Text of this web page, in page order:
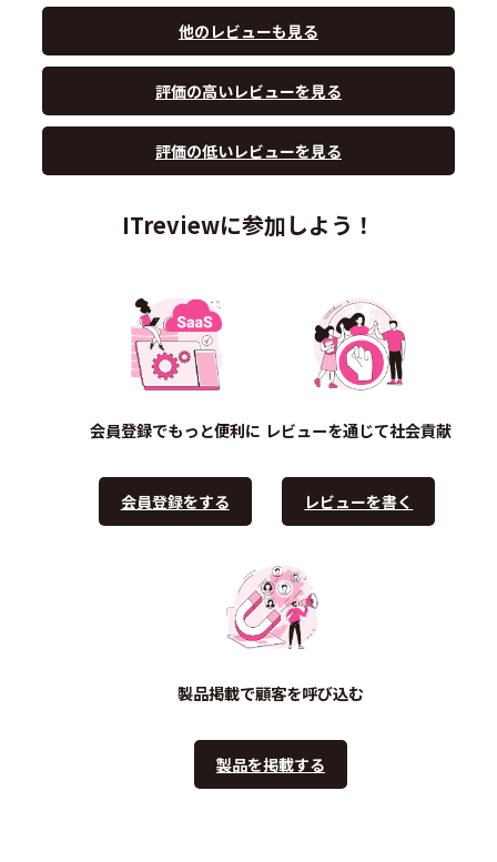
他のレビューも見る
評価の高いレビューを見る
評価の低いレビューを見る
ITreviewに参加しよう！
会員登録でもっと便利に
会員登録をする
レビューを通じて社会貢献
レビューを書く
製品掲載で顧客を呼び込む
製品を掲載する